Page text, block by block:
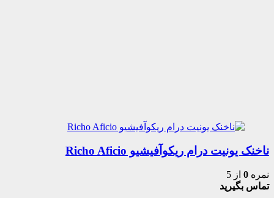
ناخنک یونیت درام ریکوآفیشیو Richo Aficio
نمره 0 از 5
تماس بگیرید